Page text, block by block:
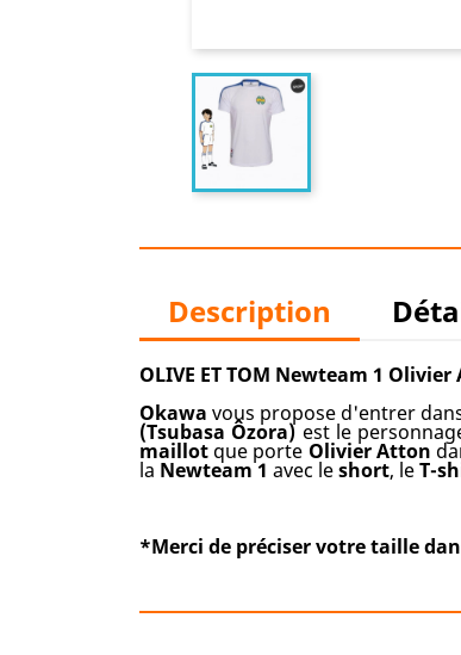
Description
OLIVE ET TOM Newteam 1
Okawa vous propose d'entrer
(Tsubasa Ôzora) est le
maillot que porte Olivier Atton
la Newteam 1 avec leshort, leT-
*Merci de préciser votre taille